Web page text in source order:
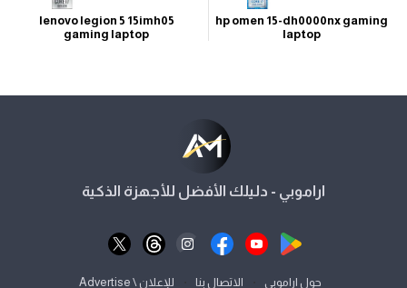
hp omen 15-dh0000nx gaming
laptop
lenovo legion 5 15imh05
gaming laptop
اراموبي - دليلك الأفضل للأجهزة الذكية
حول اراموبي الاتصال بنا للإعلان \ Advertise